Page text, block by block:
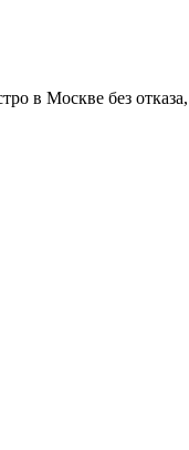
в Москве без